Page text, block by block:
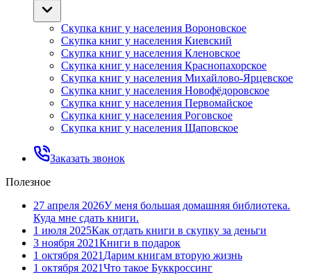
Скупка книг у населения Вороновское
Скупка книг у населения Киевский
Скупка книг у населения Кленовское
Скупка книг у населения Краснопахорское
Скупка книг у населения Михайлово-Ярцевское
Скупка книг у населения Новофёдоровское
Скупка книг у населения Первомайское
Скупка книг у населения Роговское
Скупка книг у населения Щаповское
Заказать звонок
Полезное
27 апреля 2026У меня большая домашняя библиотека.
Куда мне сдать книги.
1 июля 2025Как отдать книги в скупку за деньги
3 ноября 2021Книги в подарок
1 октября 2021 Дарим книгам вторую жизнь
1 октября 2021Что такое Буккроссинг